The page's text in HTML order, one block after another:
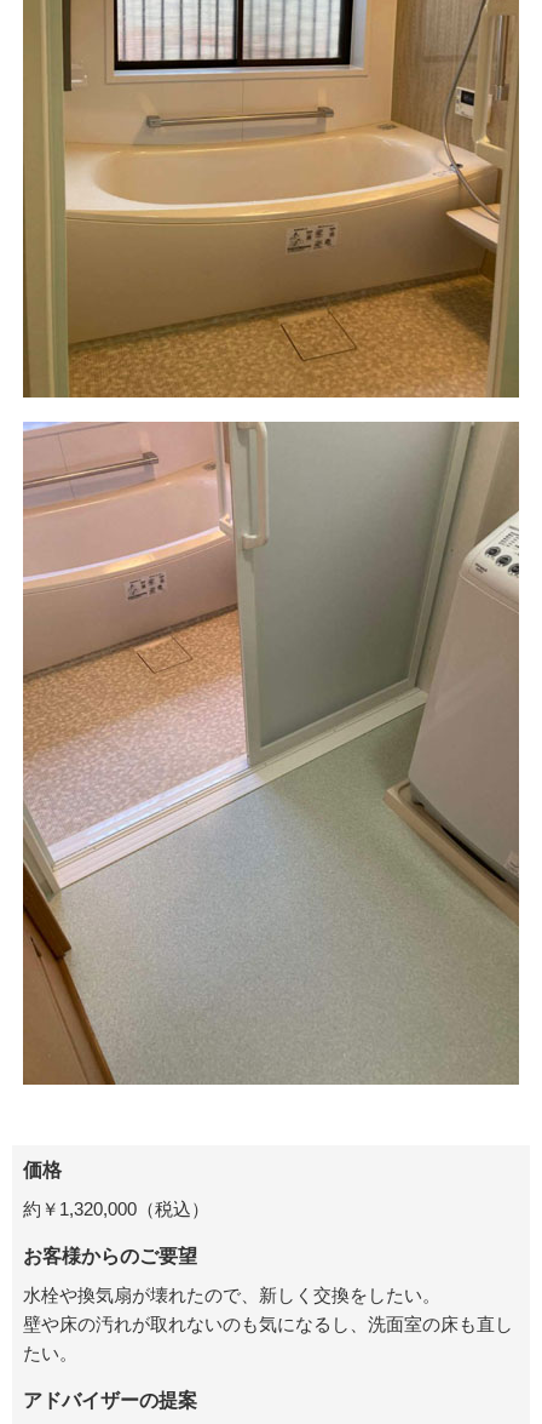
価格
約￥ 1,320,000（税込）
お客様からのご要望
水栓や換気扇が壊れたので、新しく交換をしたい。
壁や床の汚れが取れないのも気になるし、洗面室の床も直し
たい。
アドバイザーの提案